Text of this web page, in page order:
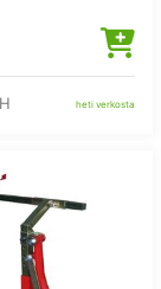
heti verkosta